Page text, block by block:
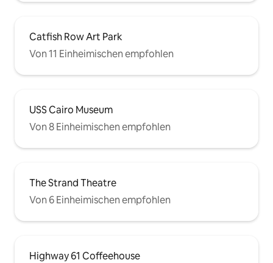
Catfish Row Art Park
Von 11 Einheimischen empfohlen
USS Cairo Museum
Von 8 Einheimischen empfohlen
The Strand Theatre
Von 6 Einheimischen empfohlen
Highway 61 Coffeehouse